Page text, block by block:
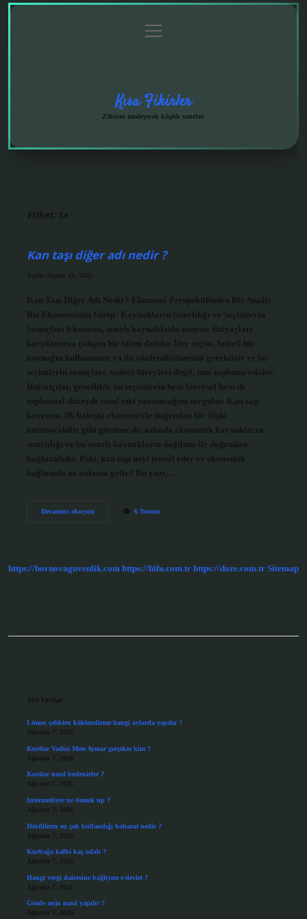
menüyü
aç
Kısa Fikirler
Zihnini tazeleyecek küçük satırlar.
Etiket: ta
Kan taşı diğer adı nedir ?
Tarih: Aralık 19, 2025
Kan Taşı Diğer Adı Nedir? Ekonomi Perspektifinden Bir Analiz
Bir Ekonomistin Girişi: Kaynakların Sınırlılığı ve Seçimlerin
Sonuçları Ekonomi, sınırlı kaynaklarla sınırsız ihtiyaçları
karşılamaya çalışan bir bilim dalıdır. Her seçim, belirli bir
kaynağın kullanımını ya da yönlendirilmesini gerektirir ve bu
seçimlerin sonuçları, sadece bireyleri değil, tüm toplumu etkiler.
İktisatçılar, genellikle bu seçimlerin hem bireysel hem de
toplumsal düzeyde nasıl etki yaratacağını sorgular. Kan taşı
kavramı, ilk bakışta ekonomiyle doğrudan bir ilişki
kurmayabilir gibi görünse de, aslında ekonomik kaynakların
sınırlılığı ve bu sınırlı kaynakların dağılımı ile doğrudan
bağlantılıdır. Peki, kan taşı neyi temsil eder ve ekonomik
bağlamda ne anlama gelir? Bu yazı,…
Devamını okuyunKan
6 Yorum
https://bornovaguvenlik.com https://hifu.com.tr https://doze.com.tr Sitemap
Son Yazılar
Limon çelikten köklendirme hangi aylarda yapılır ?
Ağustos 7, 2026
Kurtlar Vadisi Mete Aymar gerçekte kim ?
Ağustos 7, 2026
Kurtlar nasıl beslenirler ?
Ağustos 7, 2026
Intermediyer ne demek tıp ?
Ağustos 7, 2026
Hintlilerin en çok kullandığı baharat nedir ?
Ağustos 7, 2026
Kurbağa kalbi kaç odalı ?
Ağustos 7, 2026
Hangi vergi dairesine bağlıyım e-devlet ?
Ağustos 7, 2026
Gözde anju nasıl yapılır ?
Ağustos 7, 2026